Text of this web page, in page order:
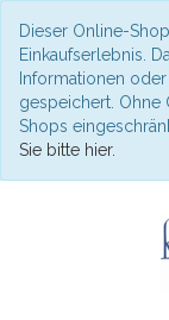
Dieser Online-
Einkaufserlebnis.
Informationen
gespeichert. Ohne
Shops
Sie bitte hier.